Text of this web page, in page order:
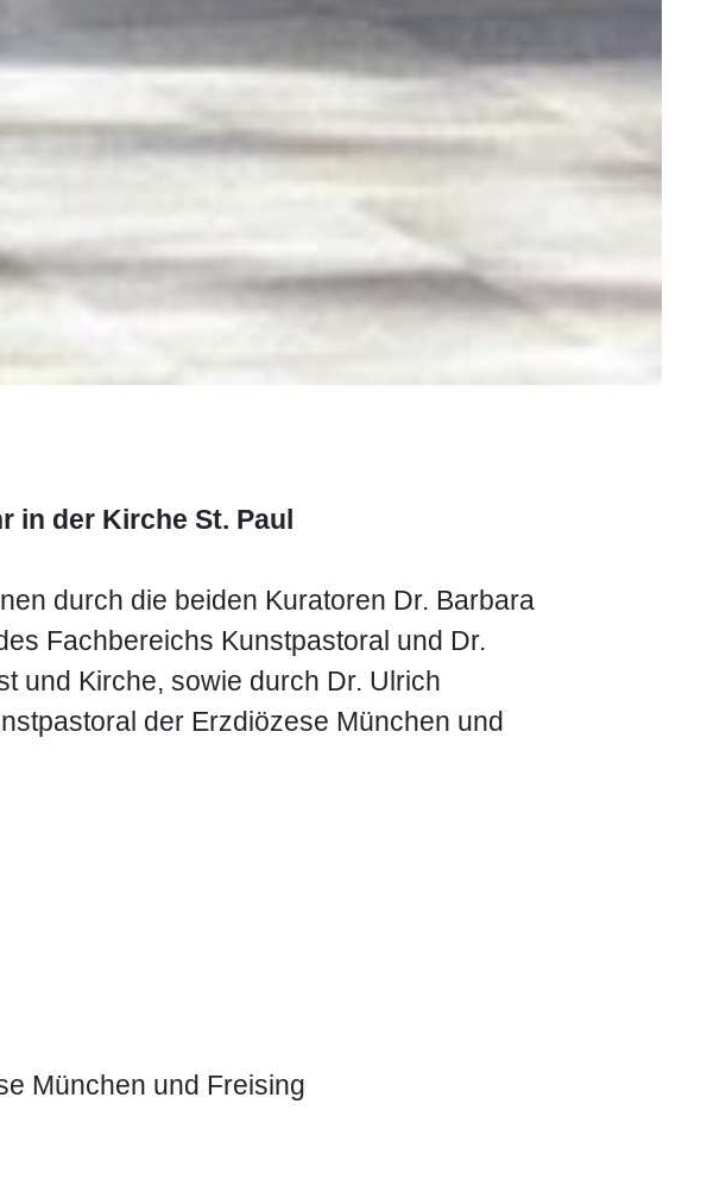
in der Kirche St. Paul
durch die beiden Kuratoren Dr. Barbara
Fachbereichs Kunstpastoral und Dr.
und Kirche, sowie durch Dr. Ulrich
der Erzdiözese München und
München und Freising